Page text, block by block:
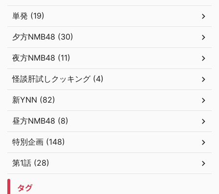
単発 (19)
夕方NMB48 (30)
夜方NMB48 (11)
怪談肝試しクッキング (4)
新YNN (82)
昼方NMB48 (8)
特別企画 (148)
第1話 (28)
タグ